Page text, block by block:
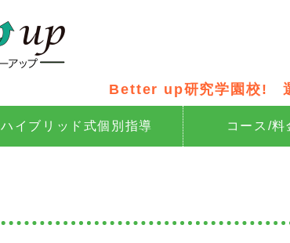
映像授業×個別指
Better up研究学園校!
ハイブリッド式個別指導 コース/料